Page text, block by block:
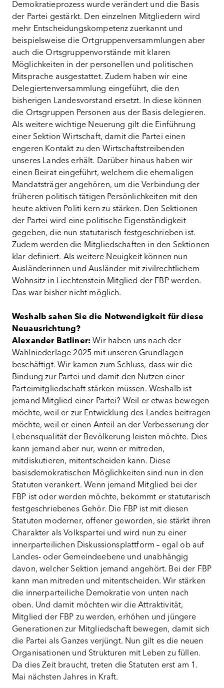
Demokratieprozess wurde verändert und die Basis
der Partei gestärkt. Den einzelnen Mitgliedern wird
mehr Entscheidungskompetenz zuerkannt und
beispielsweise die Ortgruppenversammlungen aber
auch die Ortsgruppenvorstände mit klaren
Möglichkeiten in der personellen und politischen
Mitsprache ausgestattet. Zudem haben wir eine
Delegiertenversammlung eingeführt, die den
bisherigen Landesvorstand ersetzt. In diese können
die Ortsgruppen Personen aus der Basis delegieren.
Als weitere wichtige Neuerung gilt die Einführung
einer Sektion Wirtschaft, damit die Partei einen
engeren Kontakt zu den Wirtschaftstreibenden
unseres Landes erhält. Darüber hinaus haben wir
einen Beirat eingeführt, welchem die ehemaligen
Mandatsträger angehören, um die Verbindung der
früheren politisch tätigen Persönlichkeiten mit den
heute aktiven Politi kern zu stärken. Den Sektionen
der Partei wird eine politische Eigenständigkeit
gegeben, die nun statutarisch festgeschrieben ist.
Zudem werden die Mitgliedschaften in den Sektionen
klar definiert. Als weitere Neuigkeit können nun
Ausländerinnen und Ausländer mit zivilrechtlichem
Wohnsitz in Liechtenstein Mitglied der FBP werden.
Das war bisher nicht möglich.
Weshalb sahen Sie die Notwendigkeit für diese
Neuausrichtung?
Alexander Batliner: Wir haben uns nach der
Wahlniederlage 2025 mit unseren Grundlagen
beschäftigt. Wir kamen zum Schluss, dass wir die
Bindung zur Partei und damit den Nutzen einer
Parteimitgliedschaft stärken müssen. Weshalb ist
jemand Mitglied einer Partei? Weil er etwas bewegen
möchte, weil er zur Entwicklung des Landes beitragen
möchte, weil er einen Anteil an der Verbesserung der
Lebensqualität der Bevölkerung leisten möchte. Dies
kann jemand aber nur, wenn er mitreden,
mitdiskutieren, mitentscheiden kann. Diese
basisdemokratischen Möglichkeiten sind nun in den
Statuten verankert. Wenn jemand Mitglied bei der
FBP ist oder werden möchte, bekommt er statutarisch
festgeschriebenes Gehör. Die FBP ist mit diesen
Statuten moderner, offener geworden, sie stärkt ihren
Charakter als Volkspartei und wird nun zu einer
innerparteilichen Diskussionsplattform – egal ob auf
Landes- oder Gemeindeebene und unabhängig
davon, welcher Sektion jemand angehört. Bei der FBP
kann man mitreden und mitentscheiden. Wir stärken
die innerparteiliche Demokratie von unten nach
oben. Und damit möchten wir die Attraktivität,
Mitglied der FBP zu werden, erhöhen und jüngere
Generationen zur Mitgliedschaft bewegen, damit sich
die Partei als Ganzes verjüngt. Nun gilt es die neuen
Organisationen und Strukturen mit Leben zu füllen.
Da dies Zeit braucht, treten die Statuten erst am 1.
Mai nächsten Jahres in Kraft.